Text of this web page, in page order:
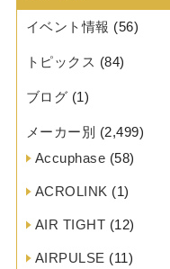
イベント情報 (56)
トピックス (84)
ブログ (1)
メーカー別 (2,499)
Accuphase (58)
ACROLINK (1)
AIR TIGHT (12)
AIRPULSE (11)